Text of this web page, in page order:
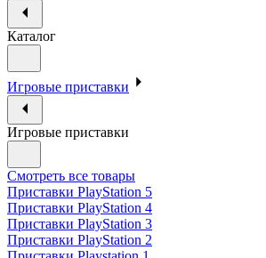
Каталог
Игровые приставки
Игровые приставки
Смотреть все товары
Приставки PlayStation 5
Приставки PlayStation 4
Приставки PlayStation 3
Приставки PlayStation 2